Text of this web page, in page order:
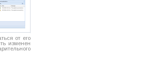
от его
изменен